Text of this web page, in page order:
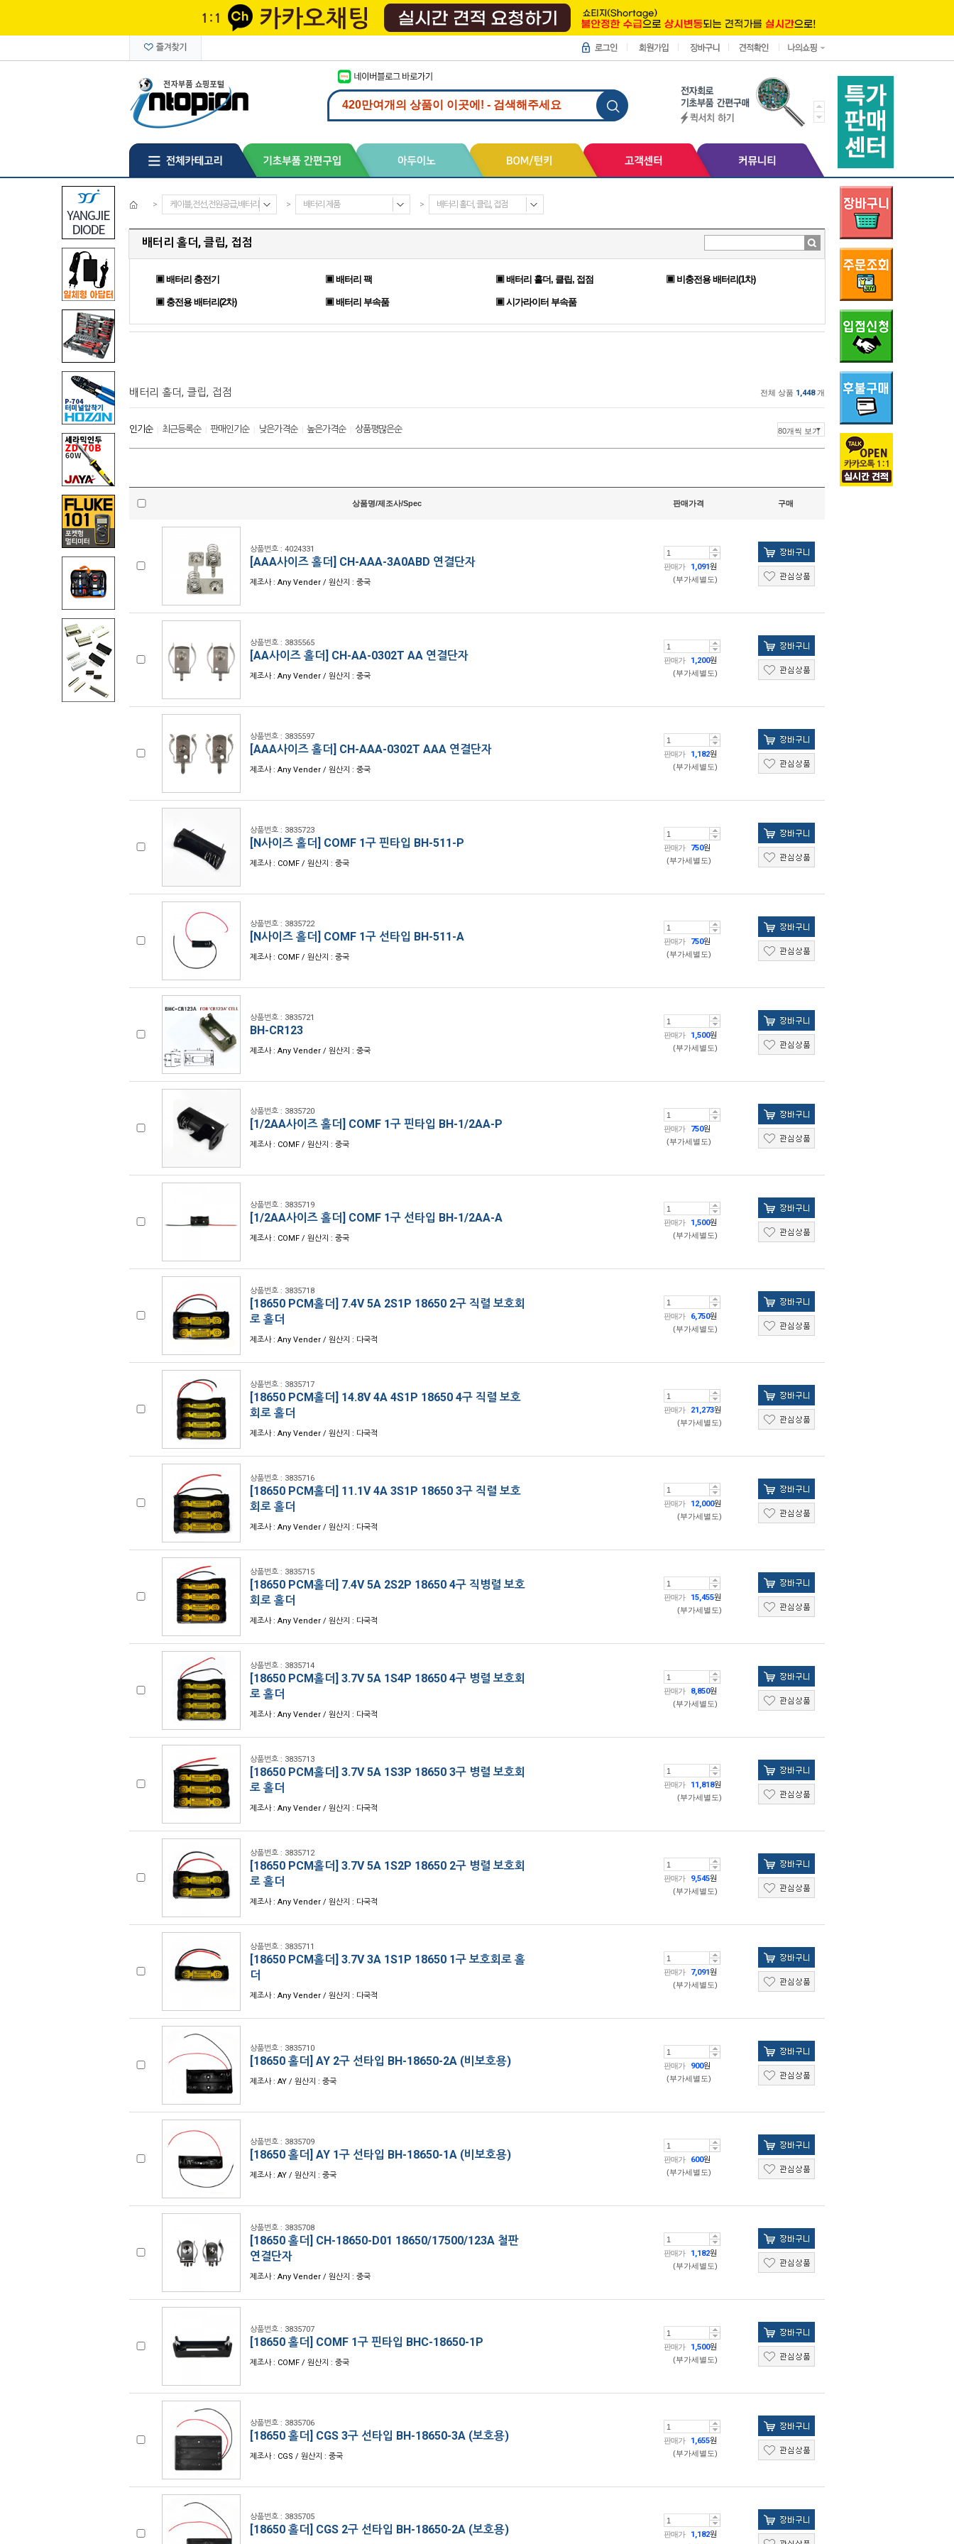
> 케이블,전선,전원공급,배터리 > 배터리 제품 > 배터리 홀더, 클립, 접점
배터리 홀더, 클립, 접점
▣ 배터리 충전기 ▣ 배터리 팩 ▣ 배터리 홀더, 클립, 접점 ▣ 비충전용 배터리(1차)
▣ 충전용 배터리(2차) ▣ 배터리 부속품 ▣ 시가라이터 부속품
배터리 홀더, 클립, 접점 전체 상품 1,448개
인기순| 최근등록순| 판매인기순| 낮은가격순| 높은가격순| 상품평많은순
상품명/제조사/Spec 판매가격 구매
상품번호 : 4024331
[AAA사이즈 홀더] CH-AAA-3A0ABD 연결단자
제조사 : Any Vender / 원산지 : 중국
판매가 1,091원
(부가세별도)
상품번호 : 3835565
[AA사이즈 홀더] CH-AA-0302T AA 연결단자
제조사 : Any Vender / 원산지 : 중국
판매가 1,200원
(부가세별도)
상품번호 : 3835597
[AAA사이즈 홀더] CH-AAA-0302T AAA 연결단자
제조사 : Any Vender / 원산지 : 중국
판매가 1,182원
(부가세별도)
상품번호 : 3835723
[N사이즈 홀더] COMF 1구 핀타입 BH-511-P
제조사 : COMF / 원산지 : 중국
판매가 750원
(부가세별도)
상품번호 : 3835722
[N사이즈 홀더] COMF 1구 선타입 BH-511-A
제조사 : COMF / 원산지 : 중국
판매가 750원
(부가세별도)
상품번호 : 3835721
BH-CR123
제조사 : Any Vender / 원산지 : 중국
판매가 1,500원
(부가세별도)
상품번호 : 3835720
[1/2AA사이즈 홀더] COMF 1구 핀타입 BH-1/2AA-P
제조사 : COMF / 원산지 : 중국
판매가 750원
(부가세별도)
상품번호 : 3835719
[1/2AA사이즈 홀더] COMF 1구 선타입 BH-1/2AA-A
제조사 : COMF / 원산지 : 중국
판매가 1,500원
(부가세별도)
상품번호 : 3835718
[18650 PCM홀더] 7.4V 5A 2S1P 18650 2구 직렬 보호회
로 홀더
제조사 : Any Vender / 원산지 : 다국적
판매가 6,750원
(부가세별도)
상품번호 : 3835717
[18650 PCM홀더] 14.8V 4A 4S1P 18650 4구 직렬 보호
회로 홀더
제조사 : Any Vender / 원산지 : 다국적
판매가 21,273원
(부가세별도)
상품번호 : 3835716
[18650 PCM홀더] 11.1V 4A 3S1P 18650 3구 직렬 보호
회로 홀더
제조사 : Any Vender / 원산지 : 다국적
판매가 12,000원
(부가세별도)
상품번호 : 3835715
[18650 PCM홀더] 7.4V 5A 2S2P 18650 4구 직병렬 보호
회로 홀더
제조사 : Any Vender / 원산지 : 다국적
판매가 15,455원
(부가세별도)
상품번호 : 3835714
[18650 PCM홀더] 3.7V 5A 1S4P 18650 4구 병렬 보호회
로 홀더
제조사 : Any Vender / 원산지 : 다국적
판매가 8,850원
(부가세별도)
상품번호 : 3835713
[18650 PCM홀더] 3.7V 5A 1S3P 18650 3구 병렬 보호회
로 홀더
제조사 : Any Vender / 원산지 : 다국적
판매가 11,818원
(부가세별도)
상품번호 : 3835712
[18650 PCM홀더] 3.7V 5A 1S2P 18650 2구 병렬 보호회
로 홀더
제조사 : Any Vender / 원산지 : 다국적
판매가 9,545원
(부가세별도)
상품번호 : 3835711
[18650 PCM홀더] 3.7V 3A 1S1P 18650 1구 보호회로 홀
더
제조사 : Any Vender / 원산지 : 다국적
판매가 7,091원
(부가세별도)
상품번호 : 3835710
[18650 홀더] AY 2구 선타입 BH-18650-2A (비보호용)
제조사 : AY / 원산지 : 중국
판매가 900원
(부가세별도)
상품번호 : 3835709
[18650 홀더] AY 1구 선타입 BH-18650-1A (비보호용)
제조사 : AY / 원산지 : 중국
판매가 600원
(부가세별도)
상품번호 : 3835708
[18650 홀더] CH-18650-D01 18650/17500/123A 철판
연결단자
제조사 : Any Vender / 원산지 : 중국
판매가 1,182원
(부가세별도)
상품번호 : 3835707
[18650 홀더] COMF 1구 핀타입 BHC-18650-1P
제조사 : COMF / 원산지 : 중국
판매가 1,500원
(부가세별도)
상품번호 : 3835706
[18650 홀더] CGS 3구 선타입 BH-18650-3A (보호용)
제조사 : CGS / 원산지 : 중국
판매가 1,655원
(부가세별도)
상품번호 : 3835705
[18650 홀더] CGS 2구 선타입 BH-18650-2A (보호용) 판매가 1,182원